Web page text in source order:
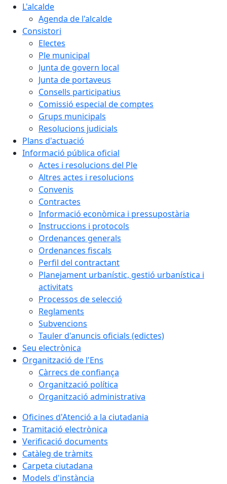
L'alcalde
Agenda de l'alcalde
Consistori
Electes
Ple municipal
Junta de govern local
Junta de portaveus
Consells participatius
Comissió especial de comptes
Grups municipals
Resolucions judicials
Plans d'actuació
Informació pública oficial
Actes i resolucions del Ple
Altres actes i resolucions
Convenis
Contractes
Informació econòmica i pressupostària
Instruccions i protocols
Ordenances generals
Ordenances fiscals
Perfil del contractant
Planejament urbanístic, gestió urbanística i
activitats
Processos de selecció
Reglaments
Subvencions
Tauler d'anuncis oficials (edictes)
Seu electrònica
Organització de l'Ens
Càrrecs de confiança
Organització política
Organització administrativa
Oficines d'Atenció a la ciutadania
Tramitació electrònica
Verificació documents
Catàleg de tràmits
Carpeta ciutadana
Models d'instància